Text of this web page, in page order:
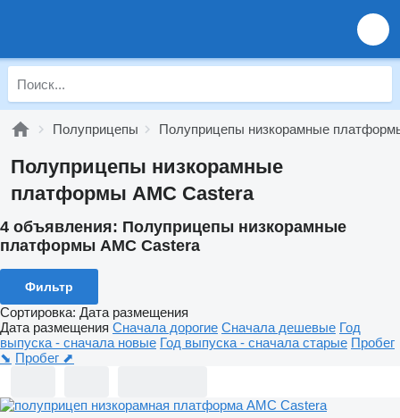
Полуприцепы Полуприцепы низкорамные
Полуприцепы низкорамные
платформы AMC Castera
4 объявления: Полуприцепы низкорамные
платформы AMC Castera
Фильтр
Сортировка: Дата размещения
Дата размещения Сначала дорогие Сначала дешевые Год
выпуска - сначала новые Год выпуска - сначала старые Пробег
⬊ Пробег ⬈